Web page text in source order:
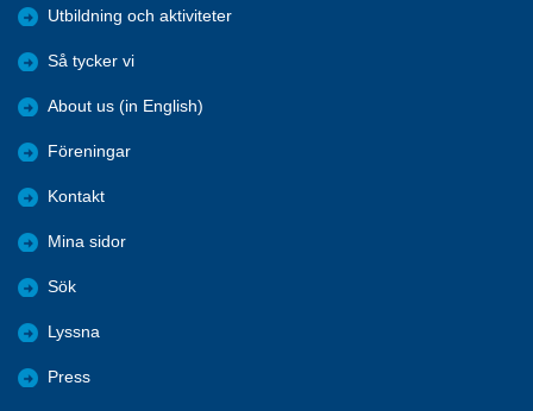
Utbildning och aktiviteter
Så tycker vi
About us (in English)
Föreningar
Kontakt
Mina sidor
Sök
Lyssna
Press